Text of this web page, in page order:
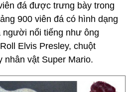
đá được trưng bày trong
900 viên đá có hình dạng
người nổi tiếng như ông
Elvis Presley, chuột
nhân vật Super Mario.